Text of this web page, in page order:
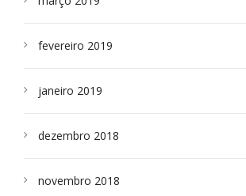
fevereiro 2019
janeiro 2019
dezembro 2018
novembro 2018